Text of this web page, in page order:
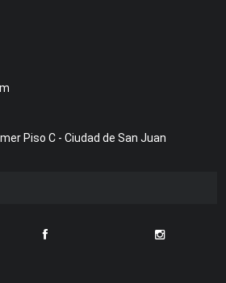
Piso C - Ciudad de San Juan